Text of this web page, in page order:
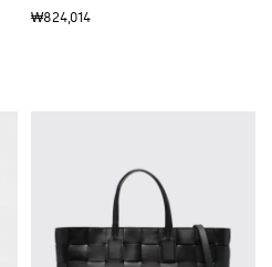
₩824,014